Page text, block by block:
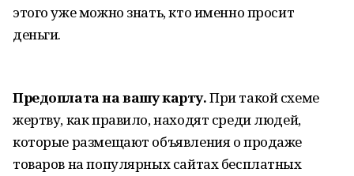
этого уже можно знать, кто именно просит
деньги.
Предоплата на вашу карту.При такой схеме
жертву, как правило, находят среди людей,
которые размещают объявления о продаже
товаров на популярных сайтах бесплатных